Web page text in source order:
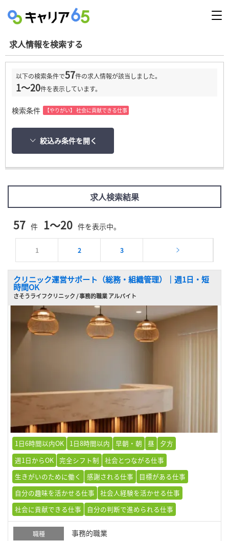
求人情報を検索する
以下の検索条件で57件の求人情報が該当しました。
1～20件を表示しています。
検索条件 【やりがい】 社会に貢献できる仕事
絞込み条件を開く
求人検索結果
57 件 1～20 件を表示中。
1 2 3
クリニック運営サポート（総務・組織管理）｜週1日・短
時間OK
さそうライフクリニック / 事務的職業 アルバイト
1日6時間以内OK 1日8時間以内 早朝・朝 昼
夕方
週1日からOK 完全シフト制
社会とつながる仕事
生きがいのために働く
感謝される仕事
目標がある仕事
自分の趣味を活かせる仕事
社会人経験を活かせる仕事
社会に貢献できる仕事
自分の判断で進められる仕事
職種 事務的職業